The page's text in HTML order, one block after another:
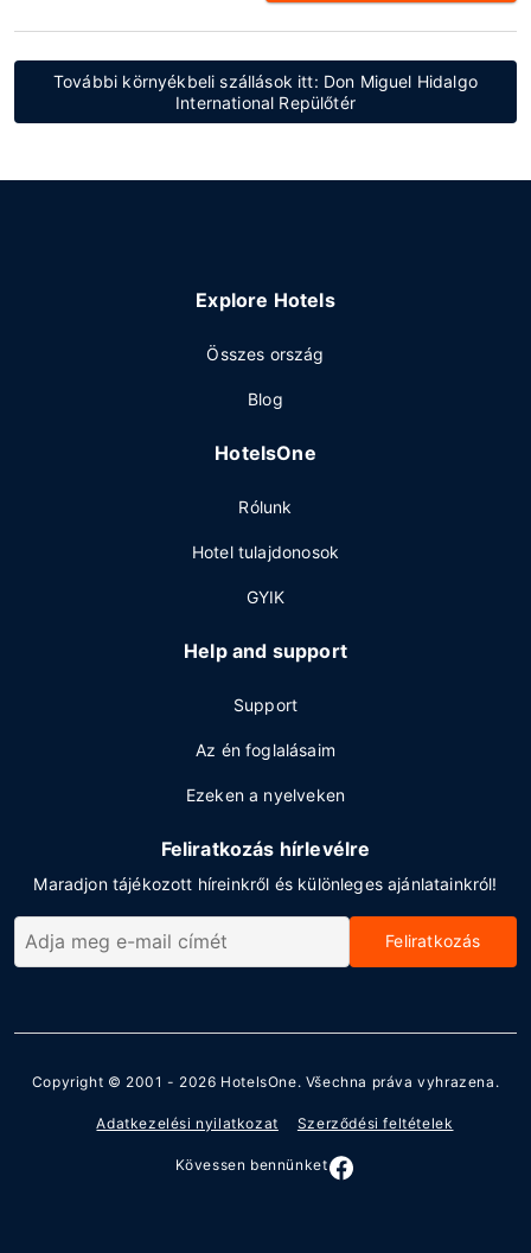
További környékbeli szállások itt: Don Miguel Hidalgo
International Repülőtér
Explore Hotels
Összes ország
Blog
HotelsOne
Rólunk
Hotel tulajdonosok
GYIK
Help and support
Support
Az én foglalásaim
Ezeken a nyelveken
Feliratkozás hírlevélre
Maradjon tájékozott híreinkről és különleges ajánlatainkról!
Feliratkozás
Copyright © 2001 - 2026 HotelsOne. Všechna práva vyhrazena.
Adatkezelési nyilatkozat Szerződési feltételek
Kövessen bennünket